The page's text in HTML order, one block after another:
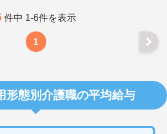
には、面接対策ポイントな
しますのでお気軽にご相談
件中 1-6件を表示
1
形態別介護職の平均給与